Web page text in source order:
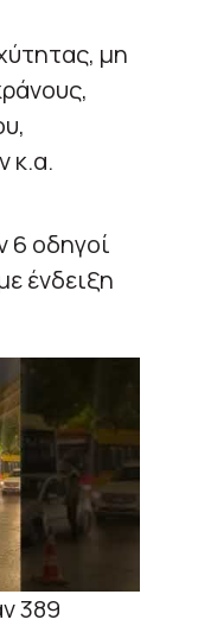
μη
κ.α.
6 οδηγοί
ένδειξη
389